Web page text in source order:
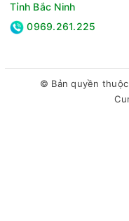
Tỉnh Bắc Ninh
0969.261.225
© Bản quyền